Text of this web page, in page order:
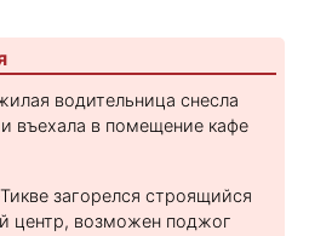
водительница снесла
въехала в помещение кафе
загорелся строящийся
центр, возможен поджог